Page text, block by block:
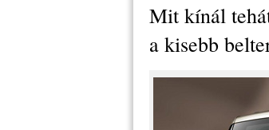
Mit kínál
a kisebb